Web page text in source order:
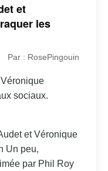
et
les
Par : RosePingouin
sociaux.
et Véronique
Un peu,
par Phil Roy